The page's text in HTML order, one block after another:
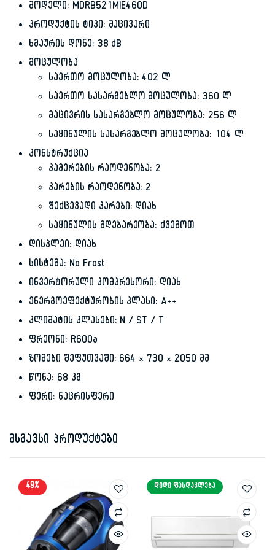
მოდელი: MDRB521MIE46OD
პროდუქტის ტიპი: მაცივარი
ხმაურის დონე: 38 dB
მოცულობა
საერთო მოცულობა: 402 ლ
საერთო სასარგებლო მოცულობა: 360 ლ
მაცივრის სასარგებლო მოცულობა: 256 ლ
საყინულის სასარგებლო მოცულობა: 104 ლ
კონსტრუქცია
კამერების რაოდენობა: 2
კარების რაოდენობა: 2
შექცევადი კარები: დიახ
საყინულის მდებარეობა: ქვემოთ
დისპლეი: დიახ
სისტემა: No Frost
ინვერტორული კომპრესორი: დიახ
ენერგოეფექტურობის კლასი: A++
კლიმატის კლასები: N / ST / T
ფრეონი: R600a
ზომები შეფუთვაში: 664 × 730 × 2050 მმ
წონა: 68 კგ
ფერი: ნაცრისფერი
მსგავსი პროდუქტები
49% ᲓᲘᲓᲘ ᲤᲐᲡᲓᲐᲙᲚᲔᲑᲐ